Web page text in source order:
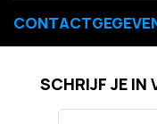
SCHRIJF JE IN